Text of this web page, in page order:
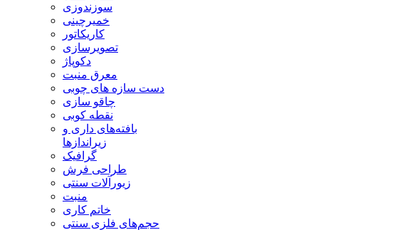
سوزندوزی
خمیرچینی
کاریکاتور
تصویرسازی
دکوپاژ
معرق منبت
دست سازه های چوبی
چاقو سازی
نقطه کوبی
بافته‌های داری و
زیراندازها
گرافیک
طراحی فرش
زیورآلات سنتی
منبت
خاتم کاری
حجم‌های فلزی سنتی